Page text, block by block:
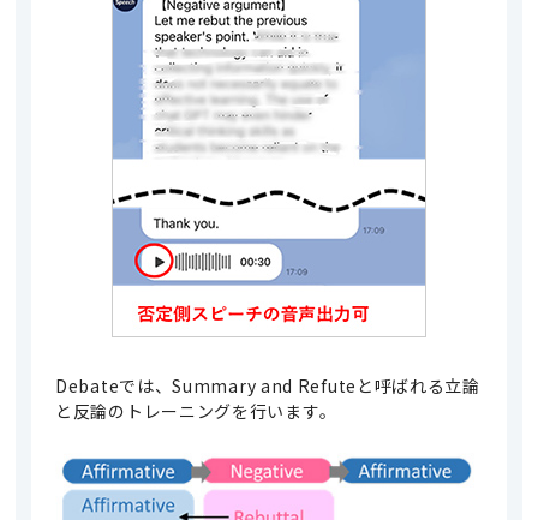
Debateでは、Summary and Refuteと呼ばれる立論
と反論のトレーニングを行います。